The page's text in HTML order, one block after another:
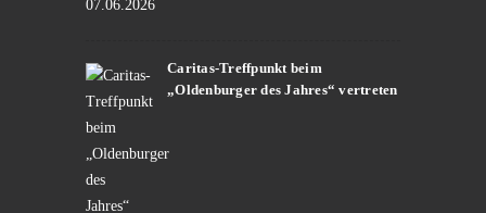
Caritas-Treffpunkt beim
„Oldenburger des Jahres“ vertreten